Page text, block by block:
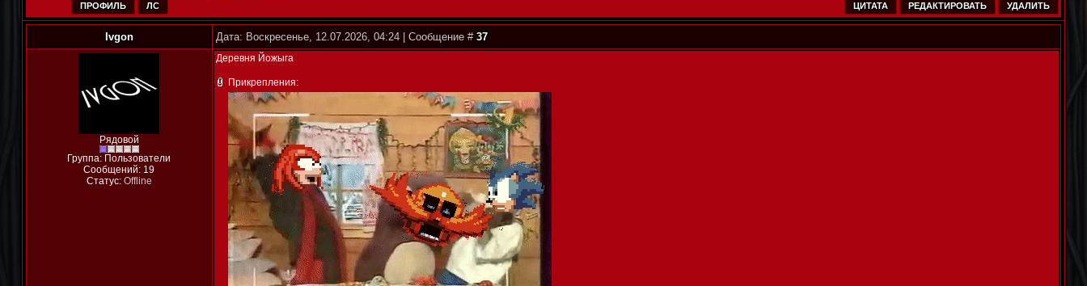
ПРОФИЛЬ ЛС ЦИТАТА РЕДАКТИРОВАТЬ УДАЛИТЬ
Ivgon Дата: Воскресенье, 12.07.2026, 04:24 | Сообщение # 37
Рядовой
Группа: Пользователи
Сообщений: 19
Статус: Offline
Деревня Йожыга
Прикрепления: